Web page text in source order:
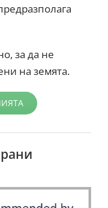
за да не
на земята.